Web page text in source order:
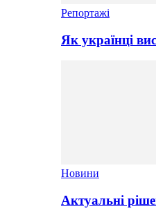
Репортажі
Як українці
Новини
Актуальні